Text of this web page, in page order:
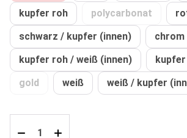
kupfer roh
polycarbonat
(Diese Option
schwarz / kupfer (innen)
chrom
kupfer roh / weiß (innen)
gold(Diese Option ist zurzeit nicht
weiß weiß / kupfer